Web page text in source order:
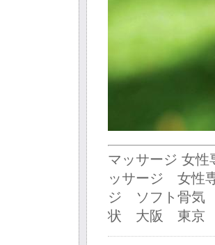
マッサージ 女
ッサージ 女性
ジ ソフト骨気
状 大阪 東京